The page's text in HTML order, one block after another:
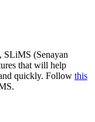
SLiMS (Senayan
that will help
quickly. Follow this